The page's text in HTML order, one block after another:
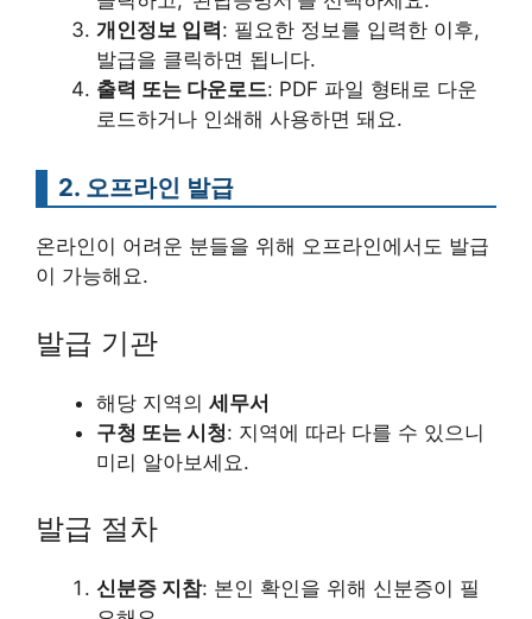
개인정보 입력: 필요한 정보를 입력한 이후,
발급을 클릭하면 됩니다.
출력 또는 다운로드: PDF 파일 형태로 다운
로드하거나 인쇄해 사용하면 돼요.
2. 오프라인 발급
온라인이 어려운 분들을 위해 오프라인에서도 발급
이 가능해요.
발급 기관
해당 지역의 세무서
구청 또는 시청: 지역에 따라 다를 수 있으니
미리 알아보세요.
발급 절차
신분증 지참: 본인 확인을 위해 신분증이 필